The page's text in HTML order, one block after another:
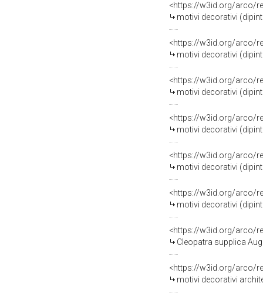
<https://w3id.org/arco/
motivi decorativi
<https://w3id.org/arco/
motivi decorativi
<https://w3id.org/arco/
motivi decorativi
<https://w3id.org/arco/
motivi decorativi
<https://w3id.org/arco/
motivi decorativi
<https://w3id.org/arco/
motivi decorativi
<https://w3id.org/arco/
Cleopatra supplica
<https://w3id.org/arco/
motivi decorativi